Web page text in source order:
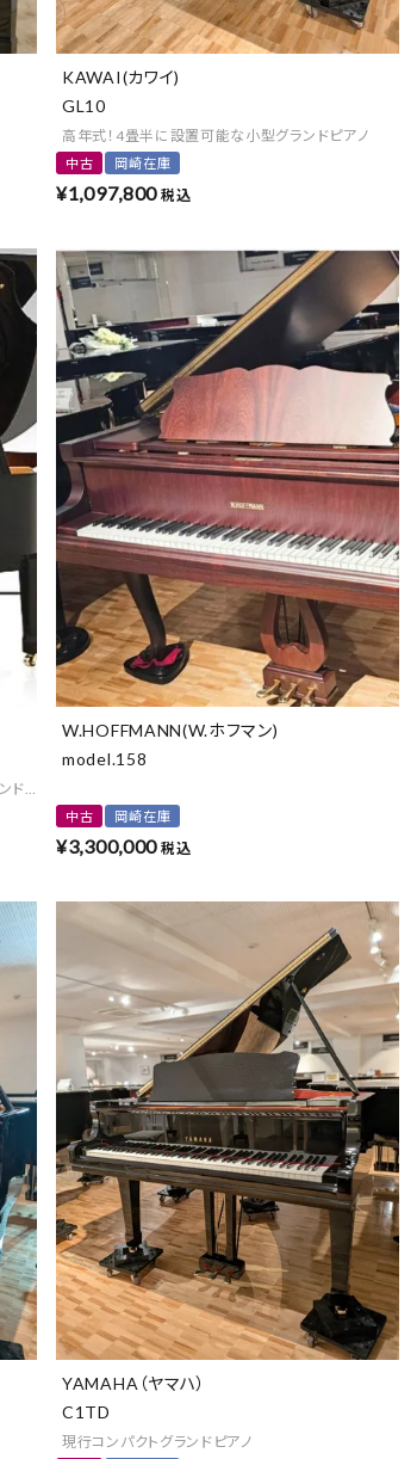
KAWAI(カワイ)
GL10
高年式！4畳半に設置可能な小型グランドピアノ
中古 岡崎在庫
¥1,097,800 税込
ドピアノ♪
W.HOFFMANN(W.ホフマン)
model.158
中古 岡崎在庫
¥3,300,000 税込
YAMAHA（ヤマハ）
C1TD
現行コンパクトグランドピアノ